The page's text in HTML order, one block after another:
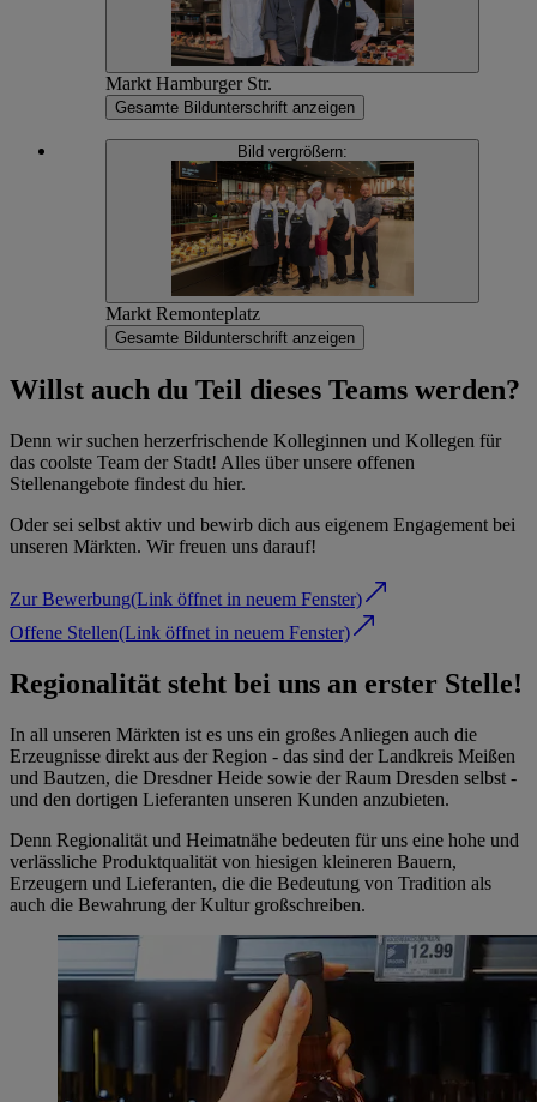
Markt Hamburger Str.
Gesamte Bildunterschrift anzeigen
Bild vergrößern:
Markt Remonteplatz
Gesamte Bildunterschrift anzeigen
Willst auch du Teil dieses Teams werden?
Denn wir suchen herzerfrischende Kolleginnen und Kollegen für
das coolste Team der Stadt! Alles über unsere offenen
Stellenangebote findest du hier.
Oder sei selbst aktiv und bewirb dich aus eigenem Engagement bei
unseren Märkten. Wir freuen uns darauf!
Zur Bewerbung(Link öffnet in neuem Fenster)
Offene Stellen(Link öffnet in neuem Fenster)
Regionalität steht bei uns an erster Stelle!
In all unseren Märkten ist es uns ein großes Anliegen auch die
Erzeugnisse direkt aus der Region - das sind der Landkreis Meißen
und Bautzen, die Dresdner Heide sowie der Raum Dresden selbst -
und den dortigen Lieferanten unseren Kunden anzubieten.
Denn Regionalität und Heimatnähe bedeuten für uns eine hohe und
verlässliche Produktqualität von hiesigen kleineren Bauern,
Erzeugern und Lieferanten, die die Bedeutung von Tradition als
auch die Bewahrung der Kultur großschreiben.